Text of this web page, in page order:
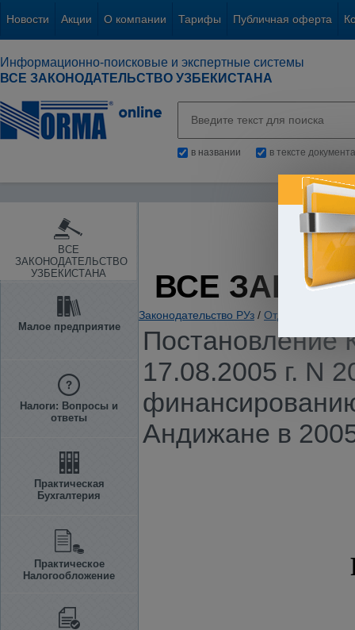
Новости Акции О компании Тарифы Публичная оферта
Информационно-поисковые и экспертные системы
ВСЕ ЗАКОНОДАТЕЛЬСТВО УЗБЕКИСТАНА
в названии в тексте документа
ВСЕ
ЗАКОНОДАТЕЛЬСТВО
УЗБЕКИСТАНА
Малое предприятие
Налоги: Вопросы и
ответы
Практическая
Бухгалтерия
Практическое
Налогообложение
ВСЕ
Законодательство РУз / Отдельные
Постановление
17.08.2005 г. N
Андижане в